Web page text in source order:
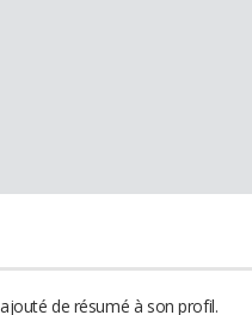
de résumé à son profil.